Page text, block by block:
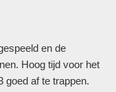
en de
Hoog tijd voor het
goed af te trappen.